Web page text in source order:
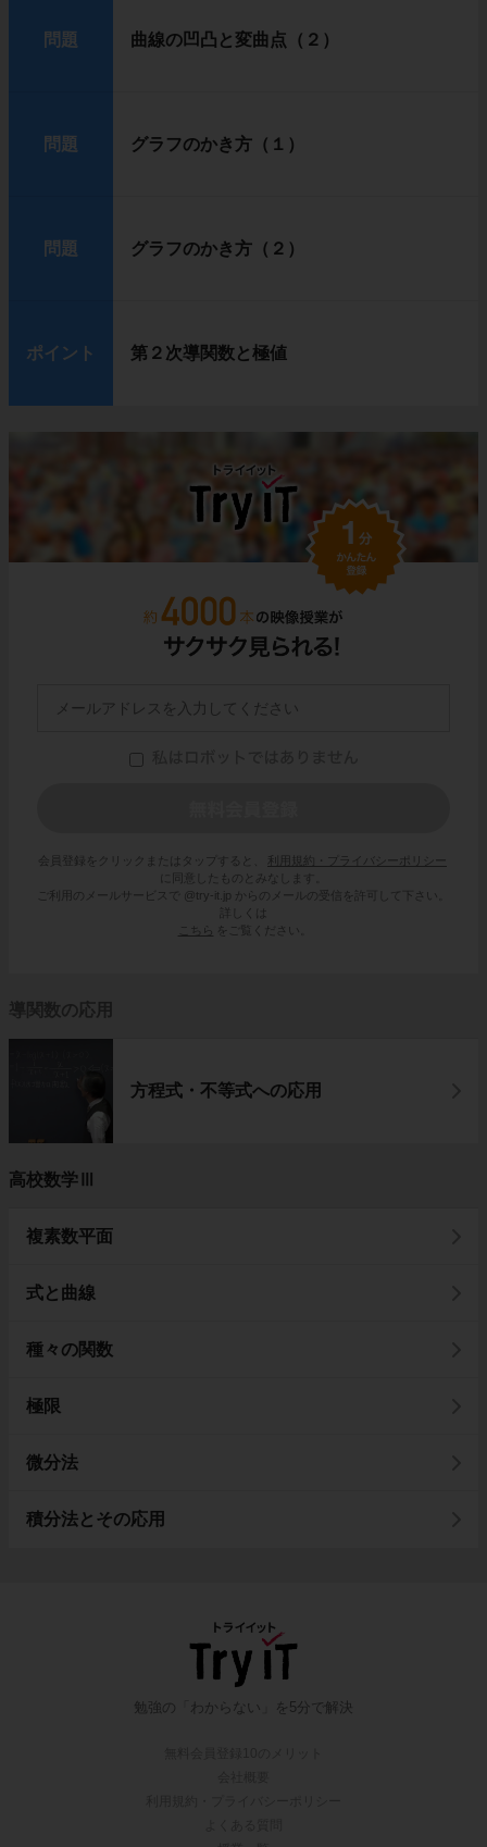
問題 曲線の凹凸と変曲点（２）
問題 グラフのかき方（１）
問題 グラフのかき方（２）
ポイント 第２次導関数と極値
会員登録をクリックまたはタップすると、
利用規約・プライバシーポリシー
に同意したものとみなします。
ご利用のメールサービスで @try-it.jp からのメールの受信を許可して下さい。
詳しくは
こちら
をご覧ください。
導関数の応用
方程式・不等式への応用
高校数学Ⅲ
複素数平面
式と曲線
種々の関数
極限
微分法
積分法とその応用
勉強の「わからない」を5分で解決